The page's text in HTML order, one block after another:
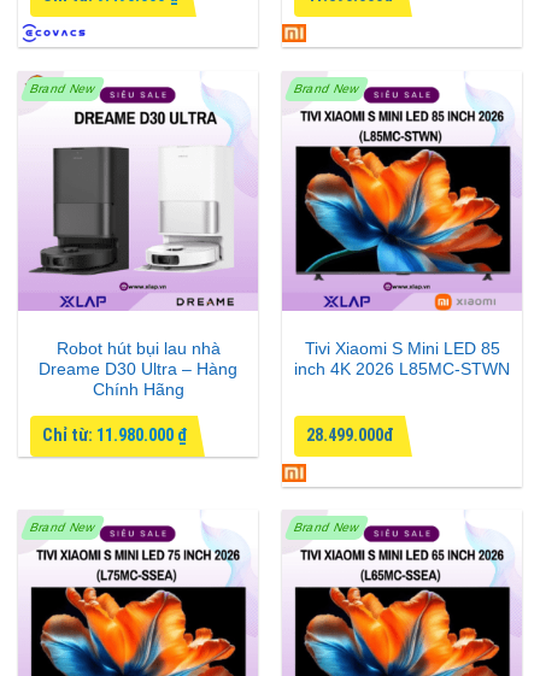
Brand New
Robot hút bụi lau nhà
Dreame D30 Ultra – Hàng
Chính Hãng
Chỉ từ: 11.980.000 ₫
Brand New
Tivi Xiaomi S Mini LED 85
inch 4K 2026 L85MC-STWN
28.499.000đ
Brand New Brand New